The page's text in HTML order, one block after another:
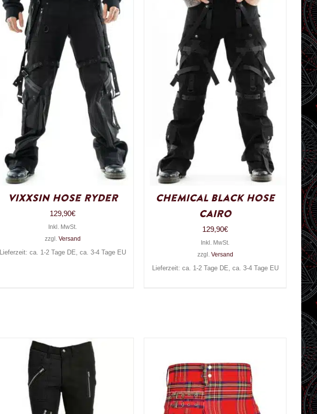
Vixxsin Hose Ryder
129,90€
Inkl. MwSt.
zzgl. Versand
Lieferzeit: ca. 1-2 Tage DE, ca. 3-4 Tage EU
Chemical Black Hose
Cairo
129,90€
Inkl. MwSt.
zzgl. Versand
Lieferzeit: ca. 1-2 Tage DE, ca. 3-4 Tage EU